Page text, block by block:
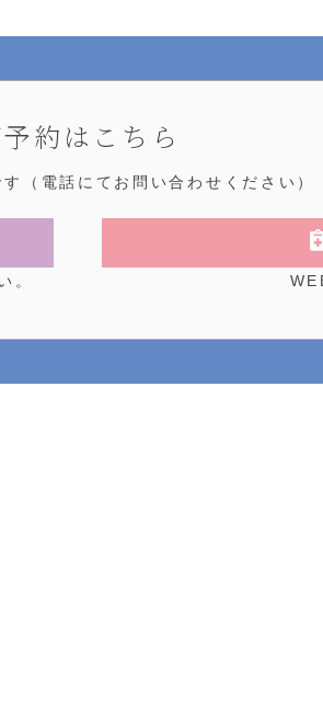
予約はこちら
（電話にてお問い合わせください）
。